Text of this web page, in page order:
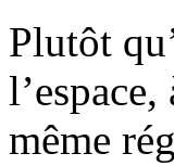
Plutôt
même